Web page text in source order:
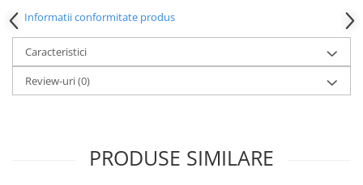
Informatii conformitate produs
Caracteristici
Review-uri(0)
PRODUSE SIMILARE